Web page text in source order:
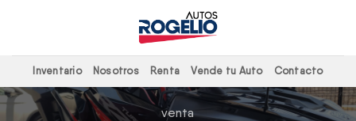
Inventario Nosotros Renta Vende tu Auto Contacto
venta